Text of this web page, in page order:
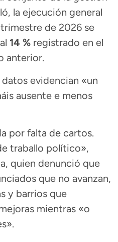
la ejecución general
de 2026 se
14 % registrado en el
anterior.
evidencian «un
ausente e menos
por falta de cartos.
traballo político»,
quien denunció que
que no avanzan,
y barrios que
mientras «o